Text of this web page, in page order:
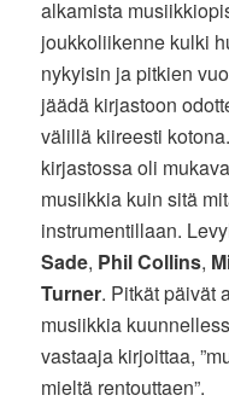
alkamista
joukkoliikenne kulki
nykyisin ja pitkien
jäädä kirjastoon
välillä kiireesti
kirjastossa oli
musiikkia kuin sitä
instrumentillaan.
Sade, Phil Collins,
Turner. Pitkät päivät
musiikkia
vastaaja kirjoittaa,
mieltä rentouttaen”.